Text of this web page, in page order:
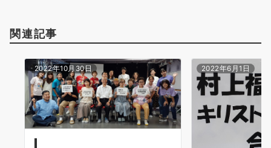
関連記事
2022年10月30日 2022年6月1日